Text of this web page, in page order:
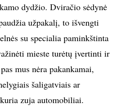
dydžio. Dviračio sėdynė
užpakalį, to išvengti
su specialia paminkštinta
mieste turėtų įvertinti ir
mus nėra pakankamai,
šaligatviais ar
zuja automobiliai.